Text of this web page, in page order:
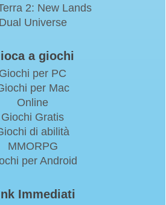
2: New Lands
Dual Universe
a giochi
Giochi per PC
per Mac
Online
Giochi Gratis
di abilità
MMORPG
per Android
Immediati